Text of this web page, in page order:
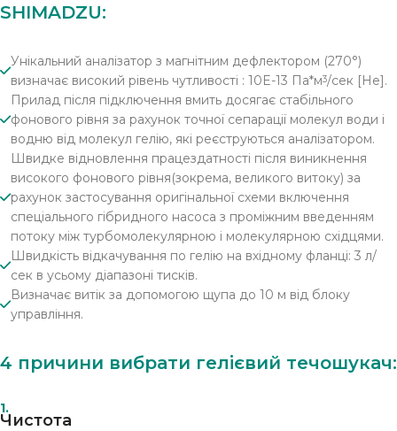
SHIMADZU:
Унікальний аналізатор з магнітним дефлектором (270°)
визначає високий рівень чутливості : 10E-13 Па*м3/сек [He].
Прилад після підключення вмить досягає стабільного
фонового рівня за рахунок точної сепарації молекул води і
водню від молекул гелію, які реєструються аналізатором.
Швидке відновлення працездатності після виникнення
високого фонового рівня(зокрема, великого витоку) за
рахунок застосування оригінальної схеми включення
спеціального гібридного насоса з проміжним введенням
потоку між турбомолекулярною і молекулярною східцями.
Швидкість відкачування по гелію на вхідному фланці: 3 л/
сек в усьому діапазоні тисків.
Визначає витік за допомогою щупа до 10 м від блоку
управління.
4 причини вибрати гелієвий течошукач:
1.
Чистота